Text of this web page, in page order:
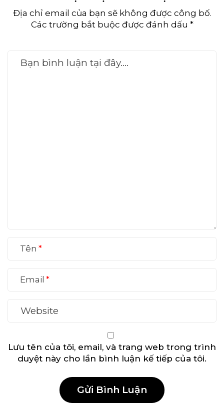
Địa chỉ email của bạn sẽ không được công bố.
Các trường bắt buộc được đánh dấu *
Tên
Email
Lưu tên của tôi, email, và trang web trong trình
duyệt này cho lần bình luận kế tiếp của tôi.